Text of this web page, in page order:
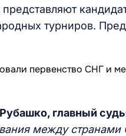
турниров.
главный
между странами